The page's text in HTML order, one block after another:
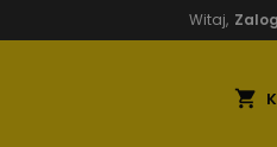
Witaj,
shopping_cart